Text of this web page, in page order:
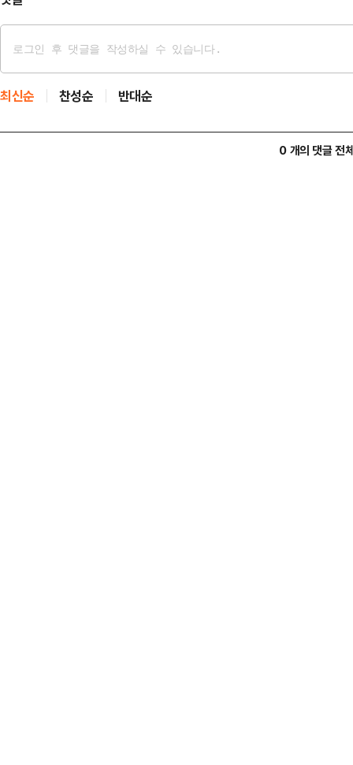
최신순 찬성순 반대순
0 개의 댓글 전